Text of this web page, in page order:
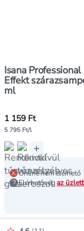
Isana
Effekt
ml
1 159 Ft
5 795 Ft/l
Online nem elérhető
Elérhetőségaz
+